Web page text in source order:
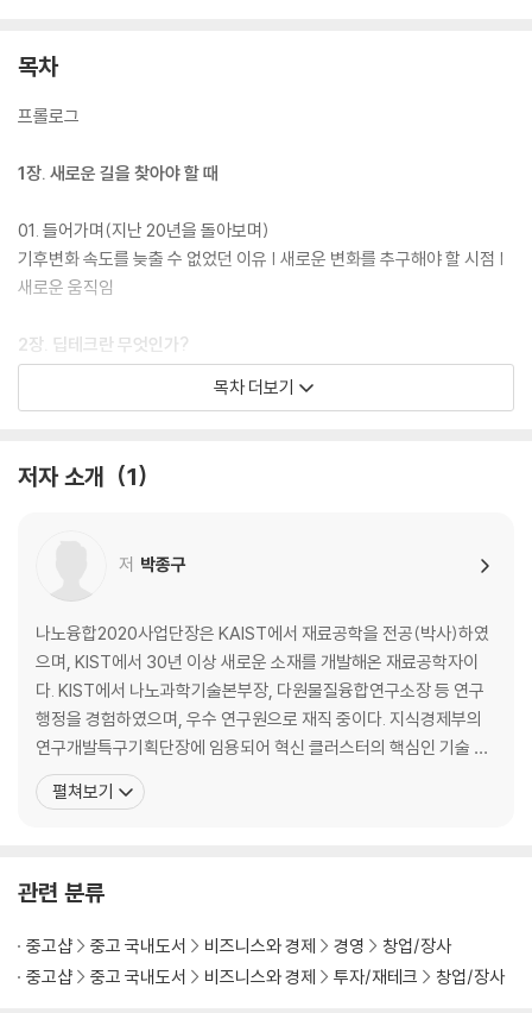
목차
프롤로그
1장. 새로운 길을 찾아야 할 때
01. 들어가며(지난 20년을 돌아보며)
기후변화 속도를 늦출 수 없었던 이유 | 새로운 변화를 추구해야 할 시점 |
새로운 움직임
2장. 딥테크란 무엇인가?
3장. 딥테크 비즈니스 동향
딥테크 스타트업 동향 | 딥테크는 이미 현실의 비즈니스 | 성공한 딥테크
스타트업의 특징 | 딥테크 스타트업의 동향 변화 | 딥테크 스타트업이 성공
하는 환경
02. 주목받고 있는 딥테크 스타트업
그래프코어 | 깅코 바이오위크 | 데스크톱 메탈 | 란자테크 | 릴리움 | 바이
온텍 | 보스턴 다이내믹스 | 붐 테크놀로지 | 빔 테라퓨틱스 | 서남 | 스파이
버 | 스파이어 글로벌 | 시루 나노테크놀로지 | 시보그 테크놀로지스 | 아이
온큐 | 액시엄 스페 이스 | 업사이드 푸드 | 옥스퍼드 나노기공 기술 | 이노
| 필메디 | CFS | D- 웨이브 시스템스 | TBM 코퍼레이션
4장. 딥테크가 출현하게 된 배경
목차 더보기
저자 소개 1
저 박종구
나노융합2020사업단장은 KAIST에서 재료공학을 전공(박사)하였
으며, KIST에서 30년 이상 새로운 소재를 개발해온 재료공학자이
다. KIST에서 나노과학기술본부장, 다원물질융합연구소장 등 연구
행정을 경험하였으며, 우수 연구원으로 재직 중이다. 지식경제부의
연구개발특구기획단장에 임용되어 혁신 클러스터의 핵심인 기술 사
업화에 관한 경험을 쌓았다. 또한 우리나라가 나노기술 개발을 조기
에 착수하는 데 큰 기여를 하였으며, 현재는 연구자들이 개발한 나노
정회
펼쳐보기
관련 분류
중고샵 중고 국내도서 비즈니스와 경제 경영
창업/장사
중고샵
중고 국내도서 비즈니스와 경제 투자/재테크 창업/장사